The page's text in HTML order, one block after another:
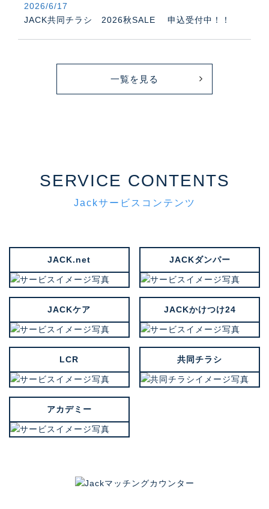
2026/6/17
JACK共同チラシ 2026秋SALE 申込受付中！！
一覧を見る
SERVICE CONTENTS
Jackサービスコンテンツ
JACK.net JACKダンパー
JACKケア JACKかけつけ24
LCR 共同チラシ
アカデミー